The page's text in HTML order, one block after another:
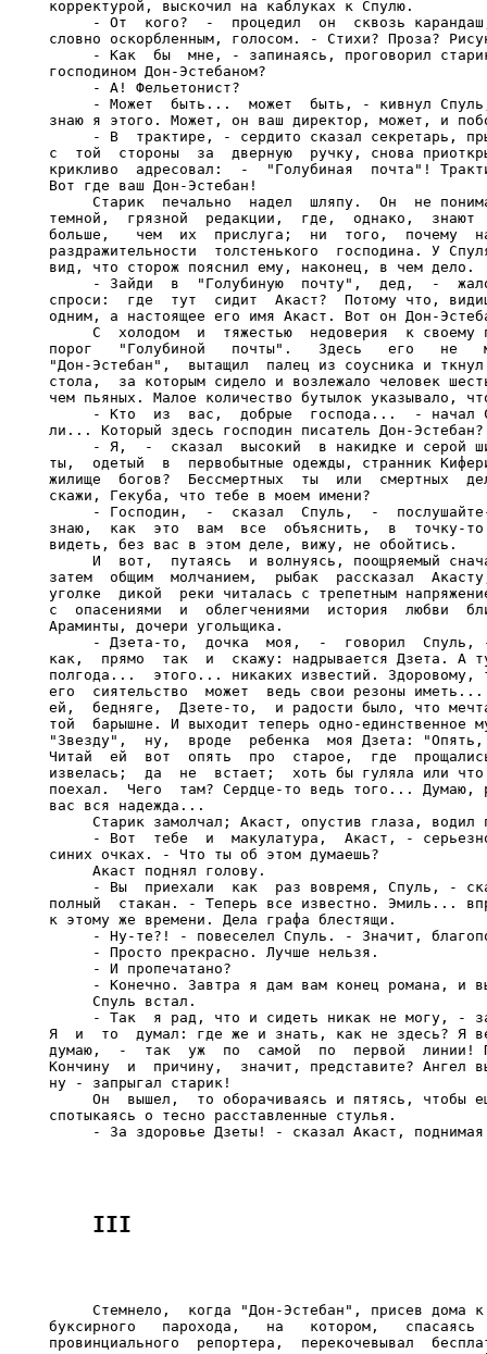
корректурой, выскочил на каблуках к Спулю.
- От  кого?  -  процедил  он  сквозь
словно оскорбленным, голосом. - Стихи? Проза?
- Как  бы  мне, - запинаясь, проговорил
господином Дон-Эстебаном?
     - А! Фельетонист?
- Может  быть...  может  быть, - кивнул
знаю я этого. Может, он ваш директор, может, и
- В  трактире, - сердито сказал секретарь,
с  той  стороны  за  дверную  ручку, снова
крикливо  адресовал:  -  "Голубиная  почта"!
Вот где ваш Дон-Эстебан!
Старик  печально  надел  шляпу.  Он  не
темной,  грязной  редакции,  где,  однако,  знают
больше,   чем  их  прислуга;  ни  того,  почему
раздражительности  толстенького  господина. У
вид, что сторож пояснил ему, наконец, в чем дело.
- Зайди  в  "Голубиную  почту",  дед,  -
спроси:  где  тут  сидит  Акаст?  Потому что,
одним, а настоящее его имя Акаст. Вот он Дон-
С  холодом  и  тяжестью  недоверия  к своему
порог   "Голубиной   почты".   Здесь   его   не
"Дон-Эстебан",  вытащил  палец из соусника и ткнул
стола,  за которым сидело и возлежало человек
чем пьяных. Малое количество бутылок указывало,
- Кто  из  вас,  добрые  господа...  - начал
ли... Который здесь господин писатель Дон-Эстебан?
- Я,  -  сказал  высокий  в накидке и серой
ты,  одетый  в  первобытные одежды, странник
жилище  богов?  Бессмертных  ты  или  смертных
скажи, Гекуба, что тебе в моем имени?
- Господин,  -  сказал  Спуль,  -
знаю,  как  это  вам  все  объяснить,  в  точку-то
видеть, без вас в этом деле, вижу, не обойтись.
И  вот,  путаясь  и волнуясь, поощряемый
затем  общим  молчанием,  рыбак  рассказал
уголке  дикой  реки читалась с трепетным
с  опасениями  и  облегчениями  история  любви
Араминты, дочери угольщика.
- Дзета-то,  дочка  моя,  -  говорил  Спуль,
как,  прямо  так  и  скажу: надрывается Дзета. А
полгода...  этого... никаких известий. Здоровому,
его  сиятельство  может  ведь свои резоны
ей,  бедняге,  Дзете-то,  и радости было, что
той  барышне. И выходит теперь одно-единственное
"Звезду",  ну,  вроде  ребенка  моя Дзета:
Читай  ей  вот  опять  про  старое,  где
извелась;  да  не  встает;  хоть бы гуляла или
поехал.  Чего  там? Сердце-то ведь того... Думаю,
вас вся надежда...
Старик замолчал; Акаст, опустив глаза, водил
- Вот  тебе  и  макулатура,  Акаст, -
синих очках. - Что ты об этом думаешь?
     Акаст поднял голову.
- Вы  приехали  как  раз вовремя, Спуль, -
полный  стакан. - Теперь все известно. Эмиль...
к этому же времени. Дела графа блестящи.
- Ну-те?! - повеселел Спуль. - Значит,
     - Просто прекрасно. Лучше нельзя.
     - И пропечатано?
- Конечно. Завтра я дам вам конец романа, и
     Спуль встал.
- Так  я рад, что и сидеть никак не могу, -
Я  и  то  думал: где же и знать, как не здесь? Я
думаю,  -  так  уж  по  самой  по  первой  линии!
Кончину  и  причину,  значит, представите? Ангел
ну - запрыгал старик!
Он  вышел,  то оборачиваясь и пятясь, чтобы
спотыкаясь о тесно расставленные стулья.
Стемнело,  когда "Дон-Эстебан", присев дома
буксирного   парохода,   на   котором,   спасаясь
провинциального  репортера,  перекочевывал